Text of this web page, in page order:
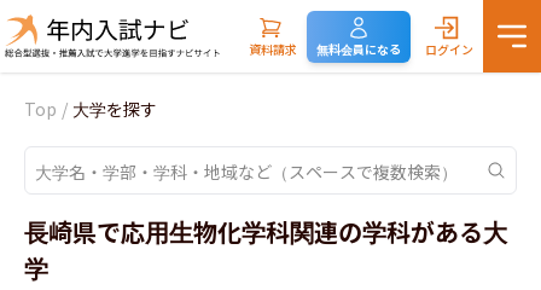
資料請求 無料会員になる ログイン
Top / 大学を探す
長崎県で応用生物化学科関連の学科がある大
学